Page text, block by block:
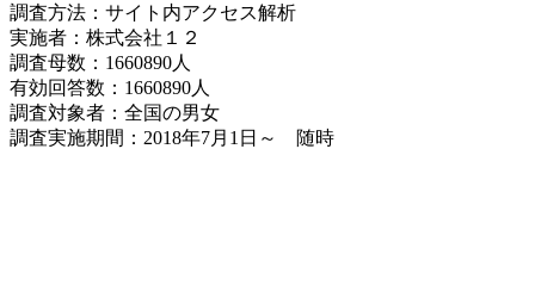
調査方法：サイト内アクセス解析
実施者：株式会社１２
調査母数：1660890人
有効回答数：1660890人
調査対象者：全国の男女
調査実施期間：2018年7月1日～ 随時